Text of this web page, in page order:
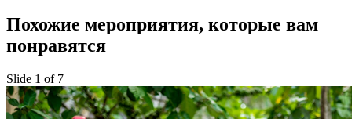
Похожие мероприятия, которые вам
понравятся
Slide 1 of 7